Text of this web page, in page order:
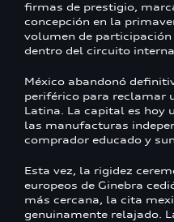
firmas de prestigio,
concepción en la
volumen de
dentro del circuito
México abandonó
periférico para reclamar
Latina. La capital es hoy
las manufacturas
comprador educado y
Esta vez, la rigidez
europeos de Ginebra
más cercana, la cita
genuinamente relajado.